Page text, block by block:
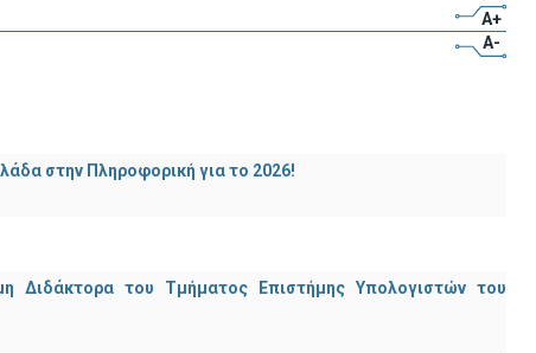
A+
A-
στην Πληροφορική για το 2026!
Διδάκτορα του Τμήματος Επιστήμης Υπολογιστών του